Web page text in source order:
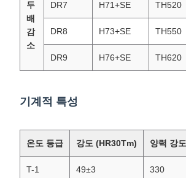
두
배
감
소
DR7 H71+SE TH520
DR8 H73+SE TH550
DR9 H76+SE TH620
기계적 특성
온도 등급 강도 (HR30Tm) 양력 강
T-1 49±3 330